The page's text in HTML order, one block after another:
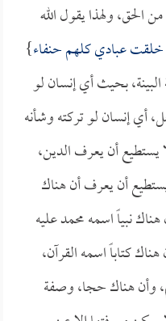
الحق، ولهذا يقول الله
خلقت عبادي كلهم حنفاء}
بحيث أي إنسان لو
أي إنسان لو تركته وشأنه
يستطيع أن يعرف الدين،
أن يعرف أن هناك
نبياً اسمه محمد عليه
كتاباً اسمه القرآن،
وأن هناك حجا، وصفة